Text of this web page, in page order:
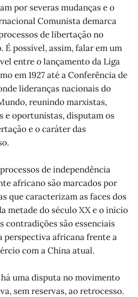
por severas mudanças e o
Comunista demarca
de libertação no
possível, assim, falar em um
entre o lançamento da Liga
em 1927 até a Conferência de
lideranças nacionais do
reunindo marxistas,
e oportunistas, disputam os
e o caráter das
de independência
africano são marcados por
que caracterizam as faces dos
metade do século XX e o início
contradições são essenciais
perspectiva africana frente a
com a China atual.
uma disputa no movimento
sem reservas, ao retrocesso.